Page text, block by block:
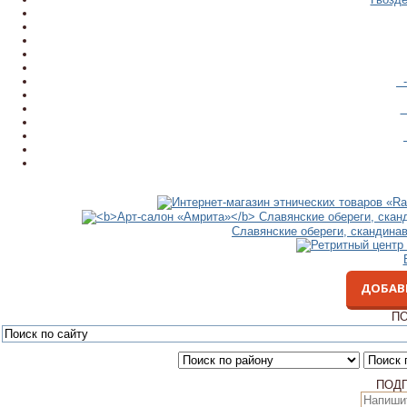
Славянские обереги,